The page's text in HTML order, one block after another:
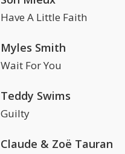
Have A Little Faith
Myles Smith
Wait For You
Teddy Swims
Guilty
Claude & Zoë Tauran